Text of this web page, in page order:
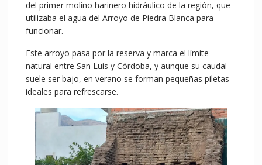
del primer molino harinero hidráulico de la región, que
utilizaba el agua del Arroyo de Piedra Blanca para
funcionar.
Este arroyo pasa por la reserva y marca el límite
natural entre San Luis y Córdoba, y aunque su caudal
suele ser bajo, en verano se forman pequeñas piletas
ideales para refrescarse.